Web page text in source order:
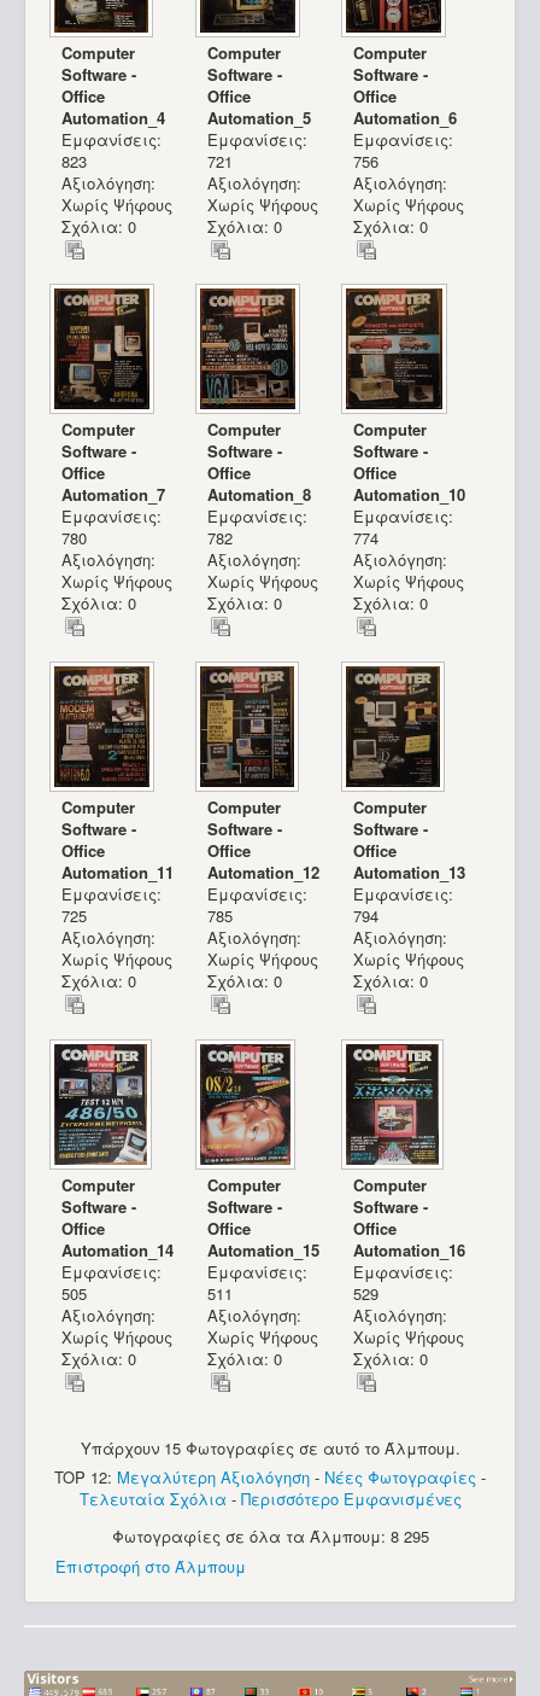
MSX Sakhr AX-170_24
Computer
Software -
Office
Automation_4
Εμφανίσεις:
823
Αξιολόγηση:
Χωρίς Ψήφους
Σχόλια: 0
Computer
Software -
Office
Automation_5
Εμφανίσεις:
721
Αξιολόγηση:
Χωρίς Ψήφους
Σχόλια: 0
Computer
Software -
Office
Automation_6
Εμφανίσεις:
756
Αξιολόγηση:
Χωρίς Ψήφους
Σχόλια: 0
Computer
Software -
Office
Automation_7
Εμφανίσεις:
780
Αξιολόγηση:
Χωρίς Ψήφους
Σχόλια: 0
Computer
Software -
Office
Automation_8
Εμφανίσεις:
782
Αξιολόγηση:
Χωρίς Ψήφους
Σχόλια: 0
Computer
Software -
Office
Automation_10
Εμφανίσεις:
774
Αξιολόγηση:
Χωρίς Ψήφους
Σχόλια: 0
Computer
Software -
Office
Automation_11
Εμφανίσεις:
725
Αξιολόγηση:
Χωρίς Ψήφους
Σχόλια: 0
Computer
Software -
Office
Automation_12
Εμφανίσεις:
785
Αξιολόγηση:
Χωρίς Ψήφους
Σχόλια: 0
Computer
Software -
Office
Automation_13
Εμφανίσεις:
794
Αξιολόγηση:
Χωρίς Ψήφους
Σχόλια: 0
Computer
Software -
Office
Automation_14
Εμφανίσεις:
505
Αξιολόγηση:
Χωρίς Ψήφους
Σχόλια: 0
Computer
Software -
Office
Automation_15
Εμφανίσεις:
511
Αξιολόγηση:
Χωρίς Ψήφους
Σχόλια: 0
Computer
Software -
Office
Automation_16
Εμφανίσεις:
529
Αξιολόγηση:
Χωρίς Ψήφους
Σχόλια: 0
Υπάρχουν 15 Φωτογραφίες σε αυτό το Άλμπουμ.
TOP 12: Μεγαλύτερη Αξιολόγηση - Νέες Φωτογραφίες -
Τελευταία Σχόλια - Περισσότερο Εμφανισμένες
Φωτογραφίες σε όλα τα Άλμπουμ: 8 295
Επιστροφή στο Άλμπουμ